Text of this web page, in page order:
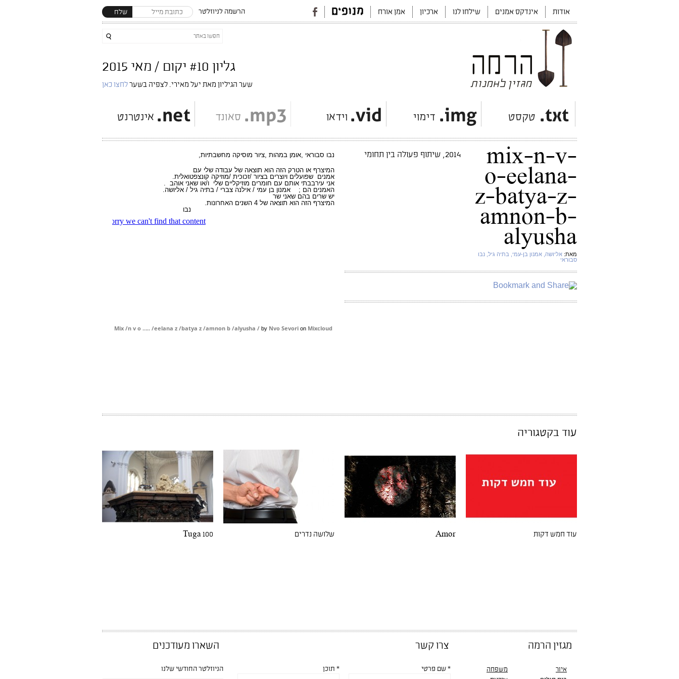
אודות אינדקס אמנים שילחו לנו ארכיון אמן אורח הרשמה לניוזלטר שלח
גליון #10 יקום / מאי 2015
שער הגיליון מאת יעל מאירי. לצפיה בשערלחצו כאן
mix-n-v-
o-eelana-
z-batya-z-
amnon-b-
alyusha
מאת: אליושה , אמנון בן-עמי , בתיה גיל , נבו
סבוראי
2014, שיתוף פעולה בין תחומי
נבו סבוראי ,אומן במהות ,ציור מוסיקה מחשבתיות,
המיצרף או הטרק הזה הוא תוצאה של עבודה שלי עם
אמנים שפועלים ויוצרים בציור /זכוכית /מוזיקה קונצפטואלית.
אני עירבבתי אותם עם חומרים מוזיקליים שלי ו/או שאני אוהב .
האמנים הם ; אמנון בן עמי / אילנה צברי / בתיה גיל / אליושה.
יש שרים בהם שאני שר
המיצרף הזה הוא תוצאה של 4 השנים האחרונות.
נבו
Mix /n v o ….. /eelana z /batya z /amnon b /alyusha / by Nvo Sevori on Mixcloud
עוד בקטגוריה
עוד חמש דקות Amor שלושה נדרים Tuga 100
מגזין הרמה צרו קשר השארו מעודכנים
איור
משפחה
* שם פרטי * תוכן הניוזלטר החודשי שלנו